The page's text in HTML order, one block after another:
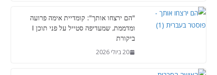
"הם ירצחו אותך": קומדיית אימה פרועה
ומדממת, שמעדיפה סטייל על פני תוכן I
ביקורת
20 ביולי 2026